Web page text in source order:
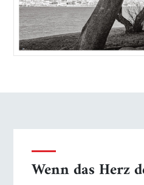
Wenn das Herz